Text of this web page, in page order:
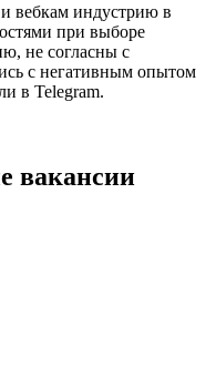
вебкам индустрию в
при выборе
не согласны с
с негативным опытом
в Telegram.
вакансии